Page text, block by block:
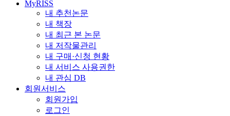
MyRISS
내 추천논문
내 책장
내 최근 본 논문
내 저작물관리
내 구매·신청 현황
내 서비스 사용권한
내 관심 DB
회원서비스
회원가입
로그인